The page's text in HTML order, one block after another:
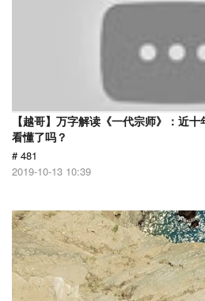
【越哥】万字解读《一代宗师》：近
看懂了吗？
# 481
2019-10-13 10:39